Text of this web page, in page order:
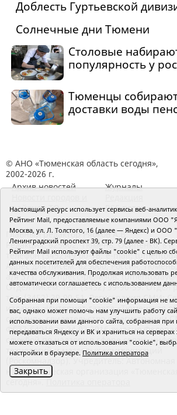
Доблесть Гуртьевской
Солнечные дни Тюмени
Столовые
популярность у
Тюменцы собирают
доставки воды
© АНО «Тюменская область сегодня»,
2002-2026 г.
Архив новостей
районов ТО
Журналы
RSS поток
Главный редактор Рябков А.В.
Редакция: 625002, Тюмень, Осипенко, 81,
телефон (3452)49-00-18, e-mail:
Адрес для писем: 625000, Россия,
а/я 371. Для пресс-релизов:
Отдел писем: тел. (3452) 39-90-59. Отдел
тел. (3452) 39-90-51. Регистрация СМИ:
издание «Интернет-газета «Тюменская
сегодня», свидетельство о
ФС77-64918 от 24.02.2016 выдано
службой по надзору в сфере связи,
технологий и массовых коммуникаций
некоммерческая организация «Тюменская
Настоящий ресурс использует сервисы веб-
Рейтинг Mail, предоставляемые компаниями ООО
Москва, ул. Л. Толстого, 16 (далее — Яндекс) и ООО
Ленинградский проспект 39, стр. 79 (далее - ВК).
Рейтинг Mail используют файлы "cookie" с целью
данных посетителей для обеспечения
качества обслуживания. Продолжая использовать
автоматически соглашаетесь с использованием
Собранная при помощи "cookie" информация не
вас, однако может помочь нам улучшить работу
использовании вами данного сайта, собранная
передаваться Яндексу и ВК и храниться на
можете отказаться от использования "cookie",
настройки в браузере. Политика оператора
Закрыть